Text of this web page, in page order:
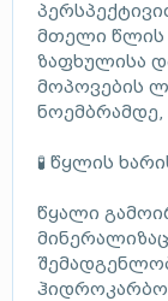
მთელი წლის
ზაფხულისა
მოპოვების
🧪 წყლის
წყალი